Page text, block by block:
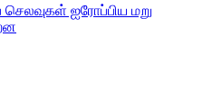
செலவுகள் ஐரோப்பிய மறு